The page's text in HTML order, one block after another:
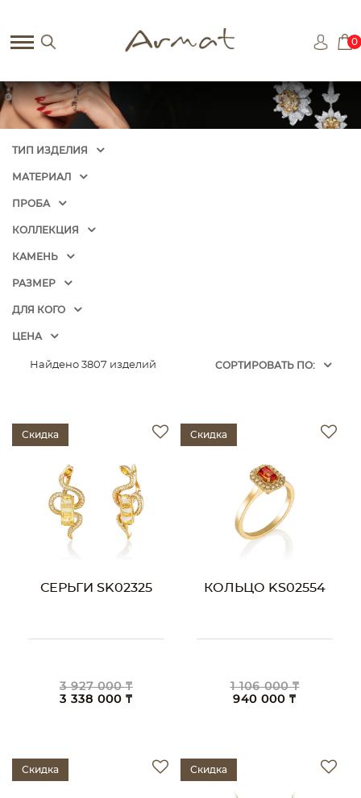
0
ТИП ИЗДЕЛИЯ
МАТЕРИАЛ
ПРОБА
КОЛЛЕКЦИЯ
КАМЕНЬ
РАЗМЕР
ДЛЯ КОГО
ЦЕНА
Найдено 3807 изделий CОРТИРОВАТЬ ПО:
Скидка
СЕРЬГИ SK02325
3 927 000 ₸
3 338 000 ₸
Скидка
КОЛЬЦО KS02554
1 106 000 ₸
940 000 ₸
Скидка Скидка